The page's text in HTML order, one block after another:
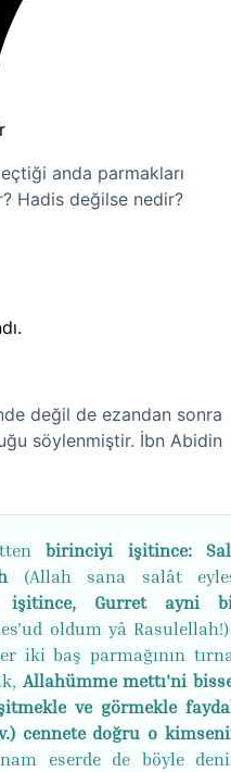
anda parmakları
Hadis değilse nedir?
değil de ezandan sonra
söylenmiştir. İbn Abidin
birinciyi işitince:
(Allah sana salât
işitince, Gurret ayni
oldum yâ
iki baş parmağının
Allahümme mettı'ni
ve görmekle
cennete doğru o
eserde de böyle